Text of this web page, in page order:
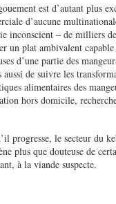
est d’autant plus
d’aucune
inconscient – de milliers
un plat ambivalent
d’une partie des
aussi de suivre les
alimentaires des
hors domicile,
progresse, le secteur du
plus que douteuse de
à la viande suspecte.